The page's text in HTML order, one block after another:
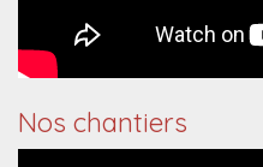
Nos chantiers